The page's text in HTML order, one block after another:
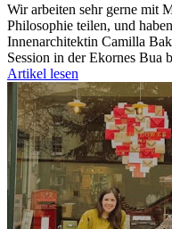
Wir arbeiten sehr gerne mit
Philosophie teilen, und
Innenarchitektin Camilla
Session in der Ekornes Bua
Artikel lesen